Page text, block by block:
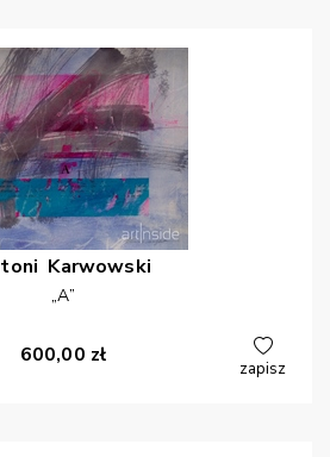
Karwowski
„A”
600,00 zł
zapisz